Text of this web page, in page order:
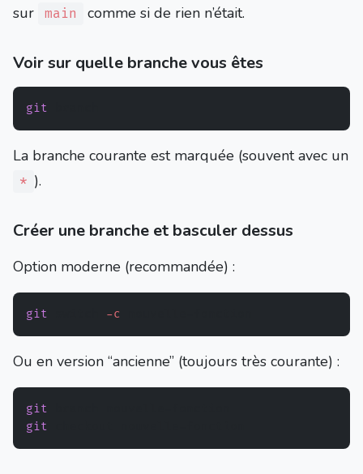
sur
main comme si de rien n’était.
Voir sur quelle branche vous êtes
git
La branche courante est marquée (souvent avec un
* ).
Créer une branche et basculer dessus
Option moderne (recommandée) :
git -c
Ou en version “ancienne” (toujours très courante) :
git
git